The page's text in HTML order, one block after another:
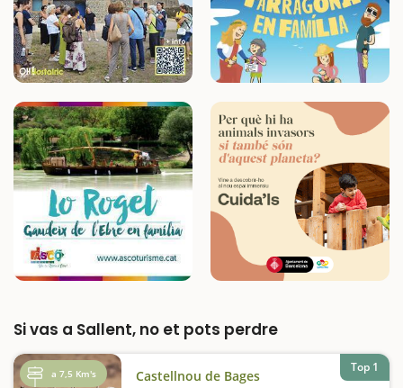
Si vas a Sallent, no et pots perdre
a 7,5 Km's Castellnou de Bages
Top 1